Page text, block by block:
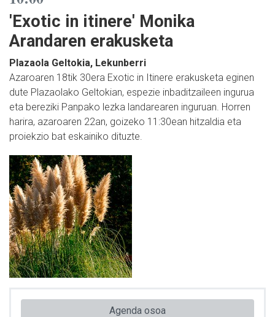
'Exotic in itinere' Monika
Arandaren erakusketa
Plazaola Geltokia, Lekunberri
Azaroaren 18tik 30era Exotic in Itinere erakusketa eginen
dute Plazaolako Geltokian, espezie inbaditzaileen ingurua
eta bereziki Panpako lezka landarearen inguruan. Horren
harira, azaroaren 22an, goizeko 11:30ean hitzaldia eta
proiekzio bat eskainiko dituzte.
Agenda osoa